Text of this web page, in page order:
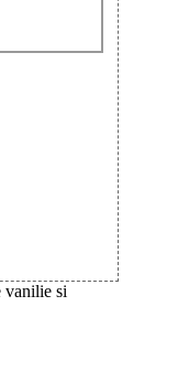
vanilie si